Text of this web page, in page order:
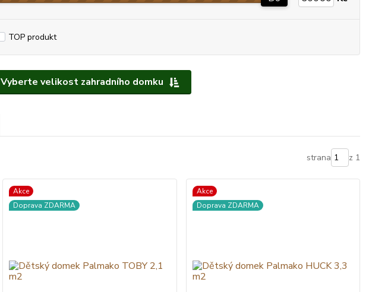
Vyberte velikost zahradního domku
TOP produkt
strana z 1
Akce
Doprava ZDARMA
Akce
Doprava ZDARMA